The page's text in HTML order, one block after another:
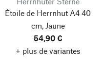
Étoile de Herrnhut A4 40
cm, Jaune
54,90 €
+ plus de variantes